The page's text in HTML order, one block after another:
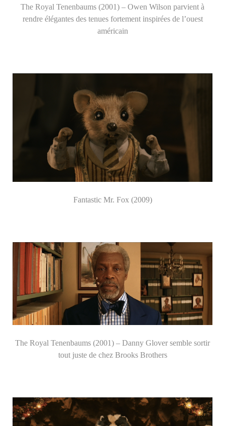
The Royal Tenenbaums (2001) – Owen Wilson parvient à
rendre élégantes des tenues fortement inspirées de l’ouest
américain
Fantastic Mr. Fox (2009)
The Royal Tenenbaums (2001) – Danny Glover semble sortir
tout juste de chez Brooks Brothers